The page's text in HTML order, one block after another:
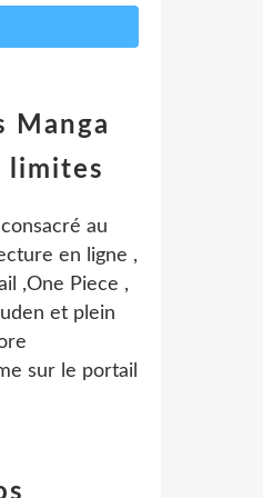
Manga
limites
au
en ligne ,
,One Piece ,
et plein
sur le portail